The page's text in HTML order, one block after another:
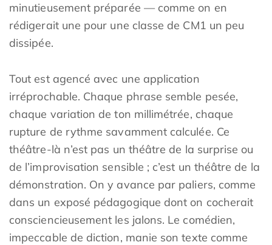
minutieusement préparée — comme on en
rédigerait une pour une classe de CM1 un peu
dissipée.
Tout est agencé avec une application
irréprochable. Chaque phrase semble pesée,
chaque variation de ton millimétrée, chaque
rupture de rythme savamment calculée. Ce
théâtre-là n’est pas un théâtre de la surprise ou
de l’improvisation sensible ; c’est un théâtre de la
démonstration. On y avance par paliers, comme
dans un exposé pédagogique dont on cocherait
consciencieusement les jalons. Le comédien,
impeccable de diction, manie son texte comme